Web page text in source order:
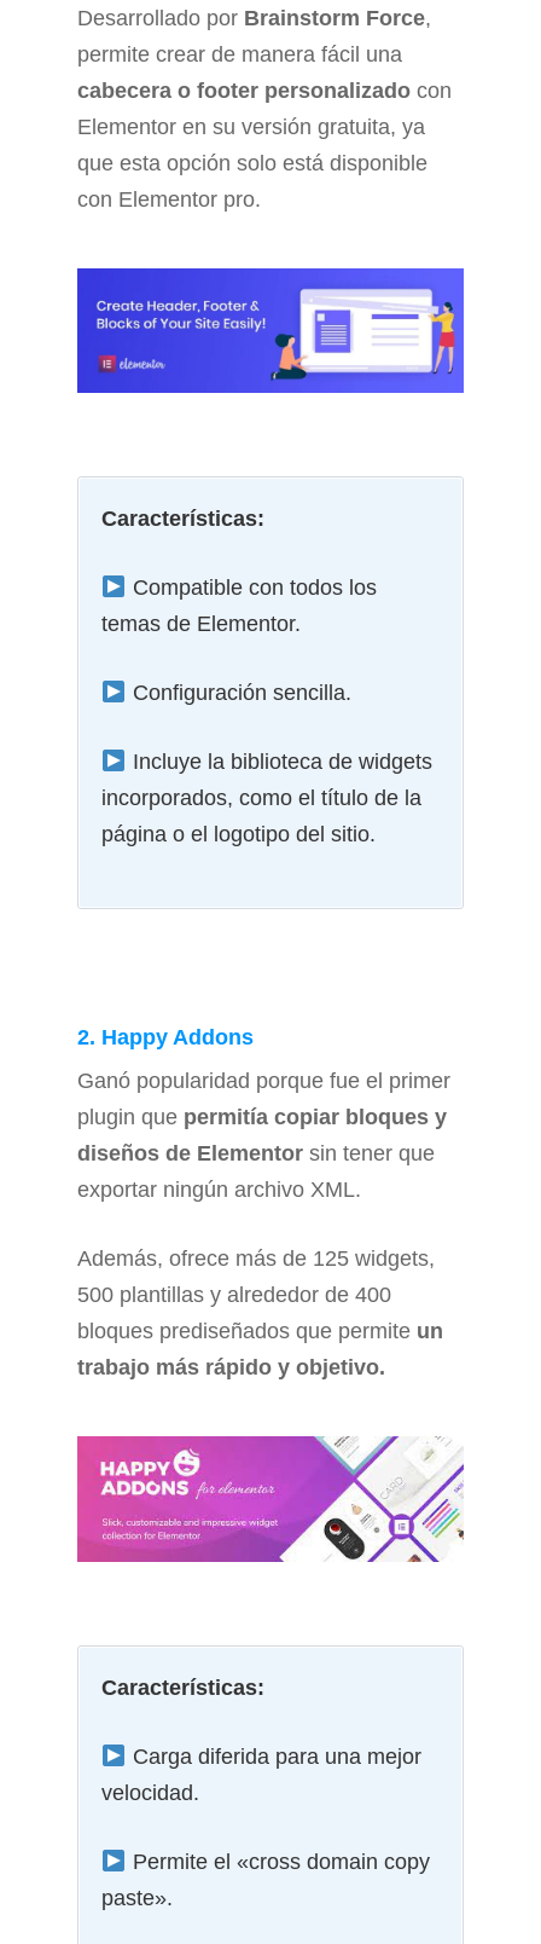
Desarrollado por Brainstorm Force,
permite crear de manera fácil una
cabecera o footer personalizado con
Elementor en su versión gratuita, ya
que esta opción solo está disponible
con Elementor pro.
Características:
Compatible con todos los
temas de Elementor.
Configuración sencilla.
Incluye la biblioteca de widgets
incorporados, como el título de la
página o el logotipo del sitio.
2. Happy Addons
Ganó popularidad porque fue el primer
plugin que permitía copiar bloques y
diseños de Elementor sin tener que
exportar ningún archivo XML.
Además, ofrece más de 125 widgets,
500 plantillas y alrededor de 400
bloques prediseñados que permite un
trabajo más rápido y objetivo.
Características:
Carga diferida para una mejor
velocidad.
Permite el «cross domain copy
paste».